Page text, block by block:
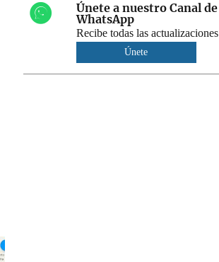
Únete a nuestro Canal de
WhatsApp
Recibe todas las actualizaciones
Únete